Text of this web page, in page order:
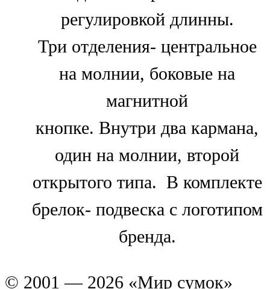
регулировкой длинны.
Три отделения- центральное
на молнии, боковые на
магнитной
кнопке. Внутри два кармана,
один на молнии, второй
открытого типа. В комплекте
брелок- подвеска с логотипом
бренда.
© 2001 — 2026 «Мир сумок»